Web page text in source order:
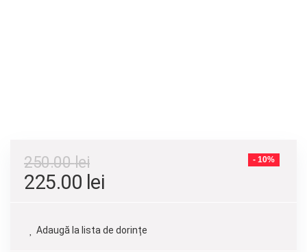
- 10%
250.00lei
Prețul
fost:
225.00 lei
este:
225.00 lei.
Adaugă la lista de dorințe